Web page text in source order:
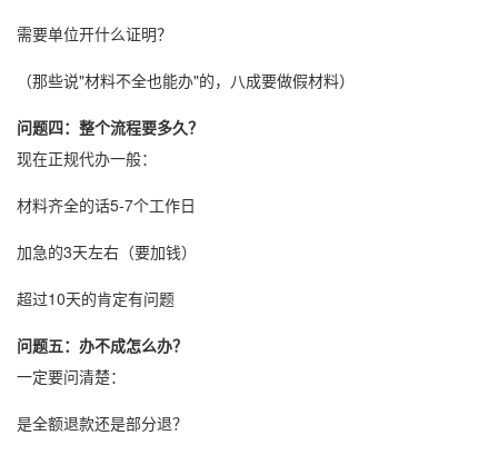
需要单位开什么证明？
（那些说"材料不全也能办"的，八成要做假材料）
问题四：整个流程要多久？
现在正规代办一般：
材料齐全的话5-7个工作日
加急的3天左右（要加钱）
超过10天的肯定有问题
问题五：办不成怎么办？
一定要问清楚：
是全额退款还是部分退？